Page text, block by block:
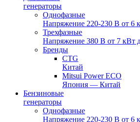
генераторы
Однофазные
Напряжение 220-230 В от 6
Трехфазные
Напряжение 380 В от 7 кВт
Бренды
CTG
Китай
Mitsui Power ECO
Япония — Китай
Бензиновые
генераторы
Однофазные
Напряжение 220-230 В от 6